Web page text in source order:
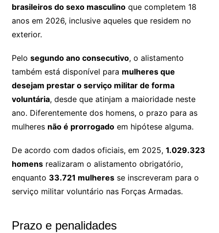
brasileiros do sexo masculinoque completem 18
anos em 2026, inclusive aqueles que residem no
exterior.
Pelo segundo ano consecutivo, o alistamento
também está disponível para mulheres que
desejam prestar o serviço militar de forma
voluntária, desde que atinjam a maioridade neste
ano. Diferentemente dos homens, o prazo para as
mulheres não é prorrogadoem hipótese alguma.
De acordo com dados oficiais, em 2025, 1.029.323
homensrealizaram o alistamento obrigatório,
enquanto 33.721 mulheresse inscreveram para o
serviço militar voluntário nas Forças Armadas.
Prazo e penalidades